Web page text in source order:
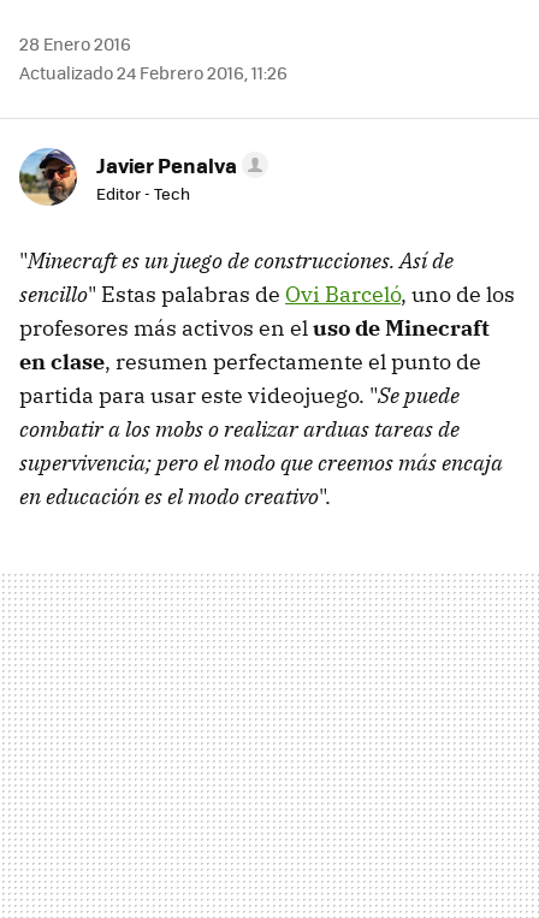
28 Enero 2016
Actualizado 24 Febrero 2016, 11:26
Javier Penalva
Editor - Tech
"Minecraft es un juego de construcciones. Así de
sencillo" Estas palabras de Ovi Barceló, uno de los
profesores más activos en eluso de Minecraft
en clase, resumen perfectamente el punto de
partida para usar este videojuego. "Se puede
combatir a los mobs o realizar arduas tareas de
supervivencia; pero el modo que creemos más encaja
en educación es el modo creativo".